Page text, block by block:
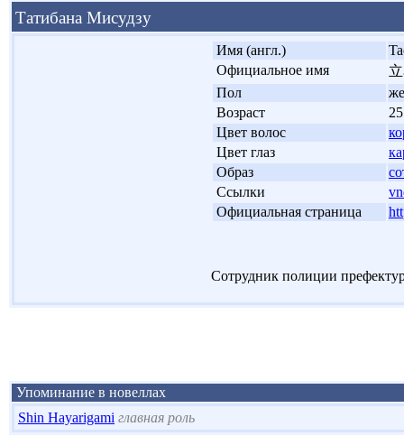
Татибана Мисудзу
Имя (англ.)
Официальное имя
Пол
Возраст
Цвет волос
Цвет глаз
Образ
Ссылки
Официальная страница
Сотрудник полиции
Упоминание в новеллах
Shin Hayarigami главная роль